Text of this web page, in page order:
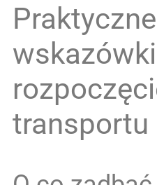
Praktyczne
transportu